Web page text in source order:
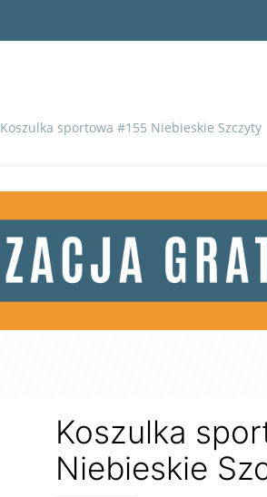
Koszulka sportowa #155 Niebieskie Szczyty
Koszulka
Niebieskie